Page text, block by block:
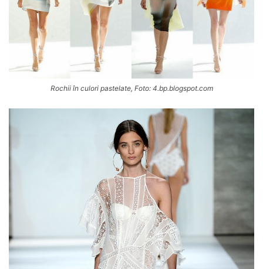
Rochii în culori pastelate, Foto: 4.bp.blogspot.com